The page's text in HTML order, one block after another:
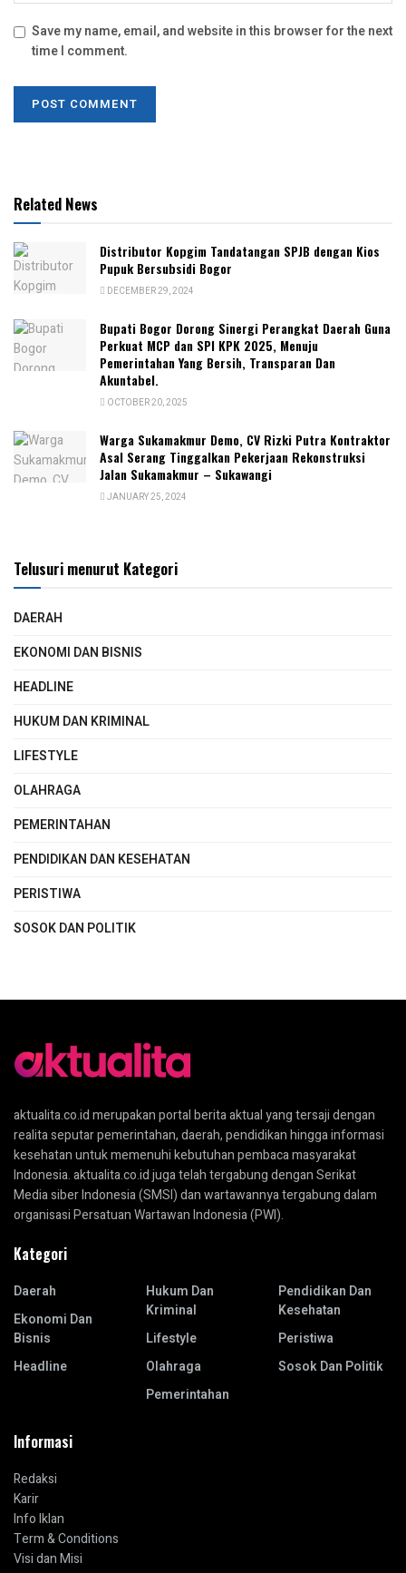
Save my name, email, and website in this browser for the next
time I comment.
Related News
Distributor Kopgim Tandatangan SPJB dengan Kios
Pupuk Bersubsidi Bogor
DECEMBER 29, 2024
Bupati Bogor Dorong Sinergi Perangkat Daerah Guna
Perkuat MCP dan SPI KPK 2025, Menuju
Pemerintahan Yang Bersih, Transparan Dan
Akuntabel.
OCTOBER 20, 2025
Warga Sukamakmur Demo, CV Rizki Putra Kontraktor
Asal Serang Tinggalkan Pekerjaan Rekonstruksi
Jalan Sukamakmur – Sukawangi
JANUARY 25, 2024
Telusuri menurut Kategori
DAERAH
EKONOMI DAN BISNIS
HEADLINE
HUKUM DAN KRIMINAL
LIFESTYLE
OLAHRAGA
PEMERINTAHAN
PENDIDIKAN DAN KESEHATAN
PERISTIWA
SOSOK DAN POLITIK
aktualita.co.id merupakan portal berita aktual yang tersaji dengan
realita seputar pemerintahan, daerah, pendidikan hingga informasi
kesehatan untuk memenuhi kebutuhan pembaca masyarakat
Indonesia. aktualita.co.id juga telah tergabung dengan Serikat
Media siber Indonesia (SMSI) dan wartawannya tergabung dalam
organisasi Persatuan Wartawan Indonesia (PWI).
Kategori
Daerah
Ekonomi Dan
Bisnis
Headline
Hukum Dan
Kriminal
Lifestyle
Olahraga
Pemerintahan
Pendidikan Dan
Kesehatan
Peristiwa
Sosok Dan Politik
Informasi
Redaksi
Karir
Info Iklan
Term & Conditions
Visi dan Misi